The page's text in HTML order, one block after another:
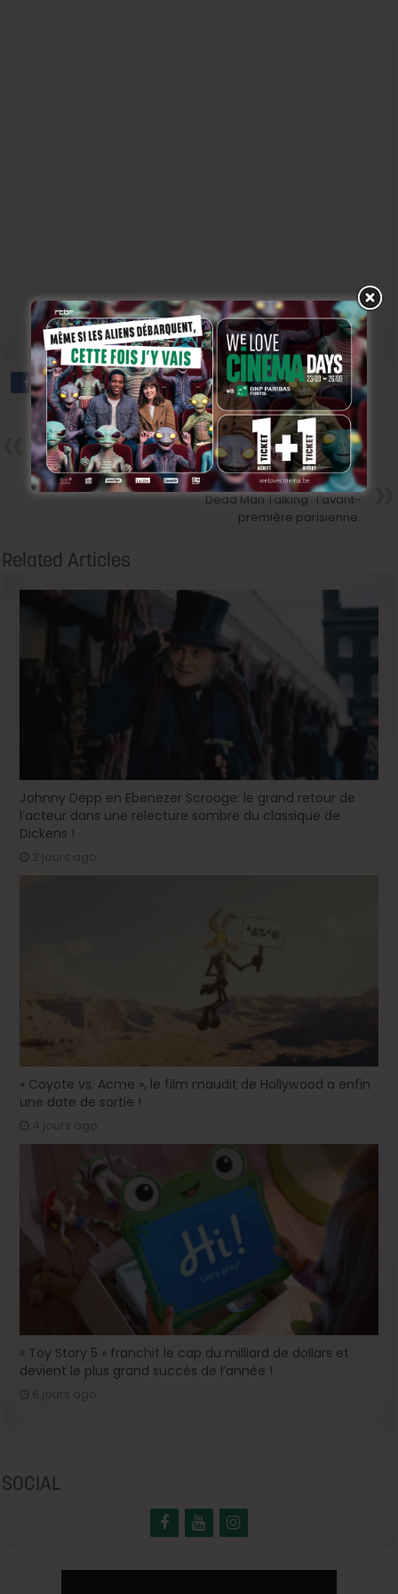
Précedent
Dring Dring : Christophe
Bourdon.
Next
Dead Man Talking : l’avant-
première parisienne.
Related Articles
Johnny Depp en Ebenezer Scrooge: le grand retour de
l’acteur dans une relecture sombre du classique de
Dickens !
2 jours ago
« Coyote vs. Acme », le film maudit de Hollywood a enfin
une date de sortie !
4 jours ago
« Toy Story 5 » franchit le cap du milliard de dollars et
devient le plus grand succès de l’année !
SOCIAL